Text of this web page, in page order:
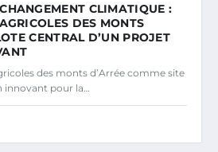
CLIMATIQUE :
DES MONTS
CENTRAL D’UN PROJET
des monts d’Arrée comme site
pour la…